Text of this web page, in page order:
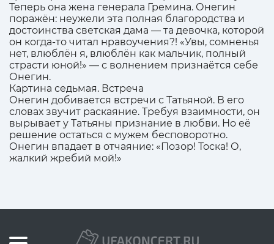
Теперь она жена генерала Гремина. Онегин
поражён: неужели эта полная благородства и
достоинства светская дама — та девочка, которой
он когда-то читал нравоучения?! «Увы, сомненья
нет, влюблён я, влюблён как мальчик, полный
страсти юной!» — с волнением признаётся себе
Онегин.
Картина седьмая. Встреча
Онегин добивается встречи с Татьяной. В его
словах звучит раскаяние. Требуя взаимности, он
вырывает у Татьяны признание в любви. Но её
решение остаться с мужем бесповоротно.
Онегин впадает в отчаяние: «Позор! Тоска! О,
жалкий жребий мой!»